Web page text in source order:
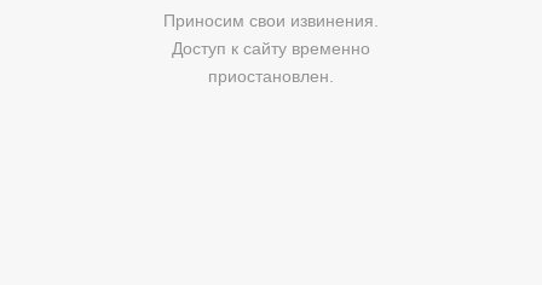
Приносим свои извинения.
Доступ к сайту временно
приостановлен.